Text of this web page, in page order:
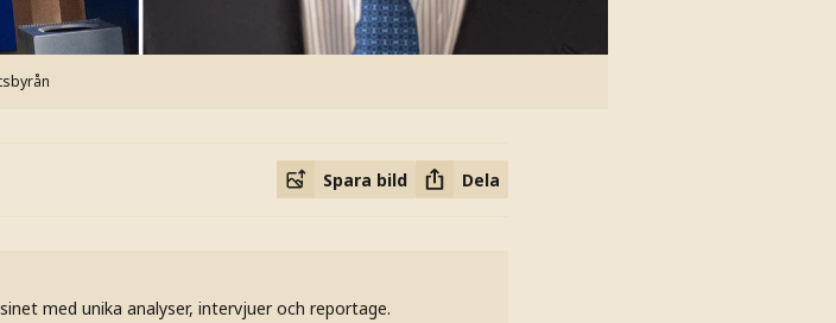
Spara bild Dela
med unika analyser, intervjuer och reportage.